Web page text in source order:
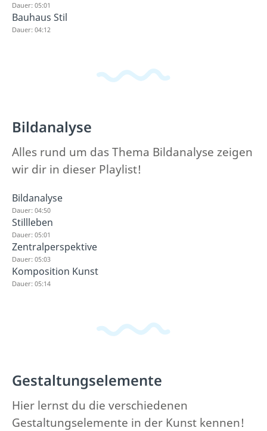
Dauer: 05:01
Bauhaus Stil
Dauer: 04:12
Bildanalyse
Alles rund um das Thema Bildanalyse zeigen
wir dir in dieser Playlist!
Bildanalyse
Dauer: 04:50
Stillleben
Dauer: 05:01
Zentralperspektive
Dauer: 05:03
Komposition Kunst
Dauer: 05:14
Gestaltungselemente
Hier lernst du die verschiedenen
Gestaltungselemente in der Kunst kennen!